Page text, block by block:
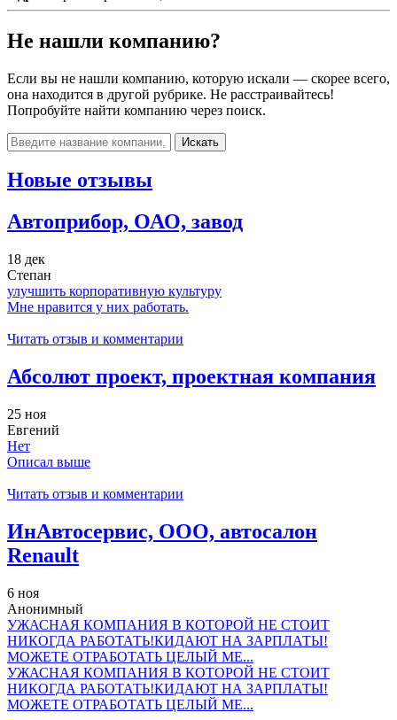
Не нашли компанию?
Если вы не нашли компанию, которую искали — скорее всего,
она находится в другой рубрике. Не расстраивайтесь!
Попробуйте найти компанию через поиск.
Искать
Новые отзывы
Автоприбор, ОАО, завод
18 дек
Степан
улучшить корпоративную культуру
Мне нравится у них работать.
Читать отзыв и комментарии
Абсолют проект, проектная компания
25 ноя
Евгений
Нет
Описал выше
Читать отзыв и комментарии
ИнАвтосервис, ООО, автосалон
Renault
6 ноя
Анонимный
УЖАСНАЯ КОМПАНИЯ В КОТОРОЙ НЕ СТОИТ
НИКОГДА РАБОТАТЬ!КИДАЮТ НА ЗАРПЛАТЫ!
МОЖЕТЕ ОТРАБОТАТЬ ЦЕЛЫЙ МЕ...
УЖАСНАЯ КОМПАНИЯ В КОТОРОЙ НЕ СТОИТ
НИКОГДА РАБОТАТЬ!КИДАЮТ НА ЗАРПЛАТЫ!
МОЖЕТЕ ОТРАБОТАТЬ ЦЕЛЫЙ МЕ...